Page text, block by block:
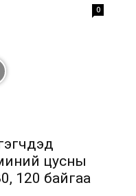
0
цусны
120 байгаа